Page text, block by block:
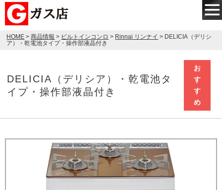
HOME >商品情報 > ビルトインコンロ > Rinnai リンナイ > DELICIA（デリシ
ア）・乾電池タイプ・操作部液晶付き
DELICIA（デリシア）・乾電池タ
イプ・操作部液晶付き
お
す
す
め